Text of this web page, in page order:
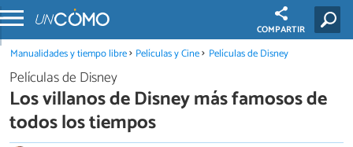
COMPARTIR
Manualidades y tiempo libre Películas y Cine Películas de Disney
Películas de Disney
Los villanos de Disney más famosos de
todos los tiempos